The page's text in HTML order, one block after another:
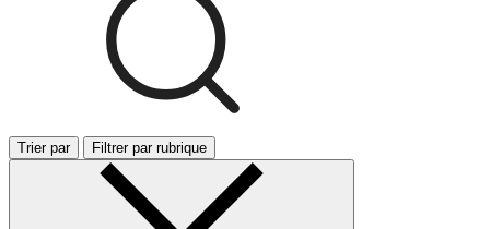
Trier par Filtrer par rubrique